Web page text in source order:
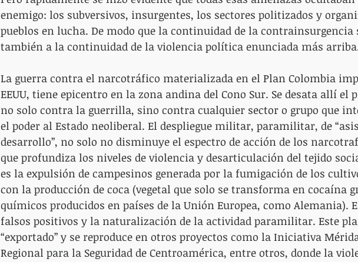
enemigo: los subversivos, insurgentes, los sectores politizados y
pueblos en lucha. De modo que la continuidad de la contrainsurgencia
también a la continuidad de la violencia política enunciada más
La guerra contra el narcotráfico materializada en el Plan Colombia
EEUU, tiene epicentro en la zona andina del Cono Sur. Se desata allí el
no solo contra la guerrilla, sino contra cualquier sector o grupo que
el poder al Estado neoliberal. El despliegue militar, paramilitar, de
desarrollo”, no solo no disminuye el espectro de acción de los
que profundiza los niveles de violencia y desarticulación del tejido
es la expulsión de campesinos generada por la fumigación de los
con la producción de coca (vegetal que solo se transforma en cocaína
químicos producidos en países de la Unión Europea, como Alemania).
falsos positivos y la naturalización de la actividad paramilitar. Este
“exportado” y se reproduce en otros proyectos como la Iniciativa
Regional para la Seguridad de Centroamérica, entre otros, donde la